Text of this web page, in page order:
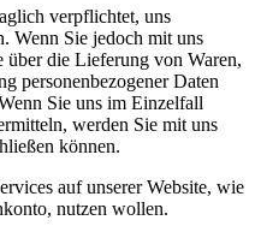
verpflichtet, uns
Wenn Sie jedoch mit uns
über die Lieferung von Waren,
personenbezogener Daten
Sie uns im Einzelfall
werden Sie mit uns
können.
auf unserer Website, wie
nutzen wollen.